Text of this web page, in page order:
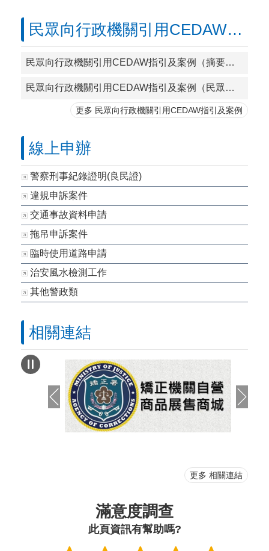
民眾向行政機關引用CEDAW指引及案例
民眾向行政機關引用CEDAW指引及案例（摘要版）
民眾向行政機關引用CEDAW指引及案例（民眾版）
更多 民眾向行政機關引用CEDAW指引及案例
線上申辦
警察刑事紀錄證明(良民證)
違規申訴案件
交通事故資料申請
拖吊申訴案件
臨時使用道路申請
治安風水檢測工作
其他警政類
相關連結
更多 相關連結
滿意度調查
此頁資訊有幫助嗎?